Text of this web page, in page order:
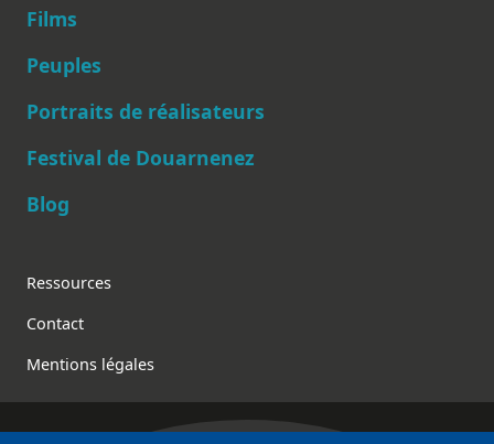
Main navigation
Films
Peuples
Portraits de réalisateurs
Festival de Douarnenez
Blog
Footer
Ressources
Contact
Mentions légales